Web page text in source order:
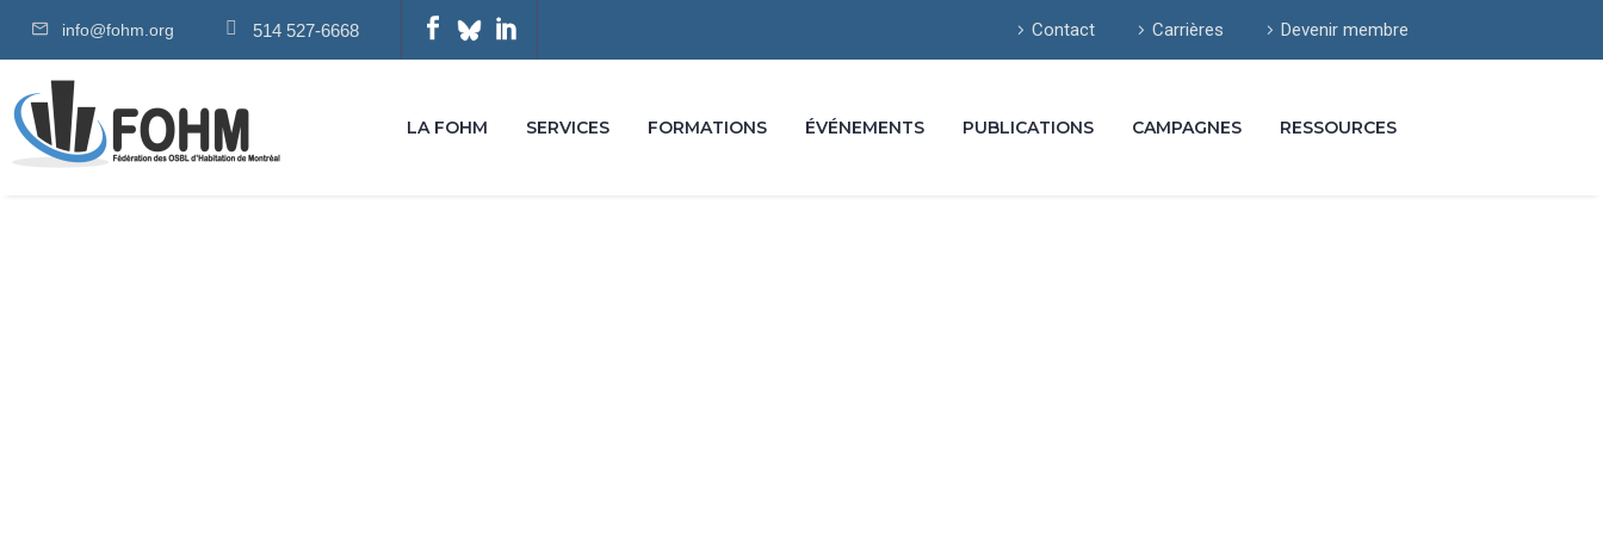
info@fohm.org 514 527-6668 Contact Carrières Devenir membre
LA FOHM SERVICES FORMATIONS ÉVÉNEMENTS PUBLICATIONS CAMPAGNES RESSOURCES